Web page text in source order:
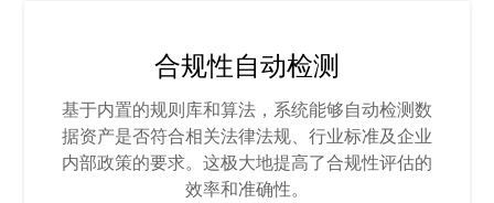
合规性自动检测
基于内置的规则库和算法，系统能够自动检测数
据资产是否符合相关法律法规、行业标准及企业
内部政策的要求。这极大地提高了合规性评估的
效率和准确性。